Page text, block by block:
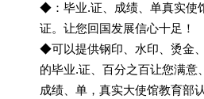
◆：毕业.证、成绩、单真实使
证。让您回国发展信心十足！
◆可以提供钢印、水印、烫金
的毕业.证、百分之百让您满意
成绩、单，真实大使馆教育部